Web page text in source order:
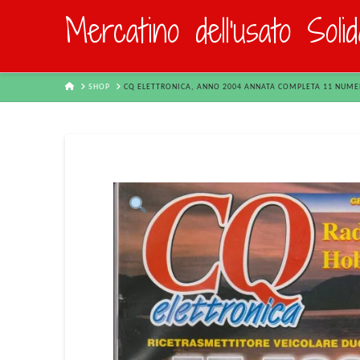
Mercatino dell'usato
HOMESHOP CQ ELETTRONICA, ANNO 2004 ANNATA COMPLETA 11